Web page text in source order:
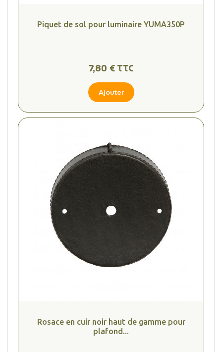
Piquet de sol pour luminaire YUMA350P
7,80 € TTC
Ajouter
Rosace en cuir noir haut de gamme pour
plafond...